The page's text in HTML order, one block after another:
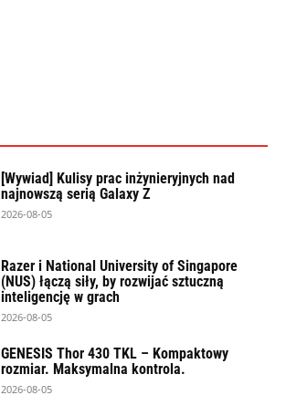
[Wywiad] Kulisy prac inżynieryjnych nad
najnowszą serią Galaxy Z
2026-08-05
Razer i National University of Singapore
(NUS) łączą siły, by rozwijać sztuczną
inteligencję w grach
2026-08-05
GENESIS Thor 430 TKL – Kompaktowy
rozmiar. Maksymalna kontrola.
2026-08-05